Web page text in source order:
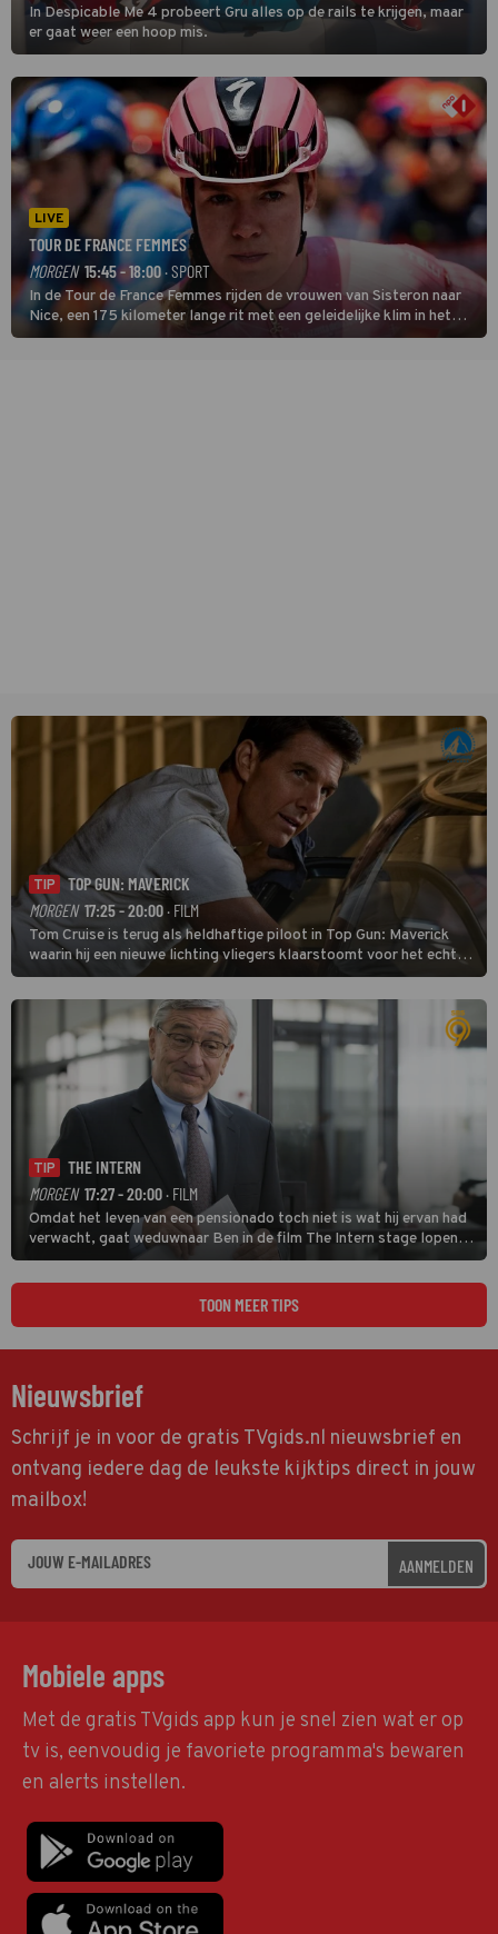
In Despicable Me 4 probeert Gru alles op de rails te krijgen, maar
er gaat weer een hoop mis.
LIVE
TOUR DE FRANCE FEMMES
MORGEN 15:45 - 18:00· SPORT
In de Tour de France Femmes rijden de vrouwen van Sisteron naar
Nice, een 175 kilometer lange rit met een geleidelijke klim in het
midden. Dat is mogelijk niet de zwaarste hindernis, dat is de
TIP
TOP GUN: MAVERICK
MORGEN 17:25 - 20:00· FILM
Tom Cruise is terug als heldhaftige piloot in Top Gun: Maverick
waarin hij een nieuwe lichting vliegers klaarstoomt voor het echte
werk.
TIP
THE INTERN
MORGEN 17:27 - 20:00· FILM
Omdat het leven van een pensionado toch niet is wat hij ervan had
verwacht, gaat weduwnaar Ben in de film The Intern stage lopen
bij de hippe webwinkel van Jules, wat een gouden zet blijkt te zijn.
TOON MEER TIPS
Nieuwsbrief
Schrijf je in voor de gratis TVgids.nl nieuwsbrief en
ontvang iedere dag de leukste kijktips direct in jouw
mailbox!
AANMELDEN
Mobiele apps
Met de gratis TVgids app kun je snel zien wat er op
tv is, eenvoudig je favoriete programma's bewaren
en alerts instellen.